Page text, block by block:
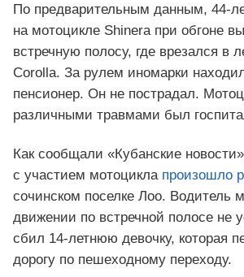
По предварительным данным, 44-
на мотоцикле Shinera при обгоне
встречную полосу, где врезался в
Corolla. За рулем иномарки
пенсионер. Он не пострадал.
различными травмами был
Как сообщали «Кубанские
с участием мотоцикла произошло
сочинском поселке Лоо. Водитель
движении по встречной полосе не
сбил 14-летнюю девочку, которая
дорогу по пешеходному переходу.